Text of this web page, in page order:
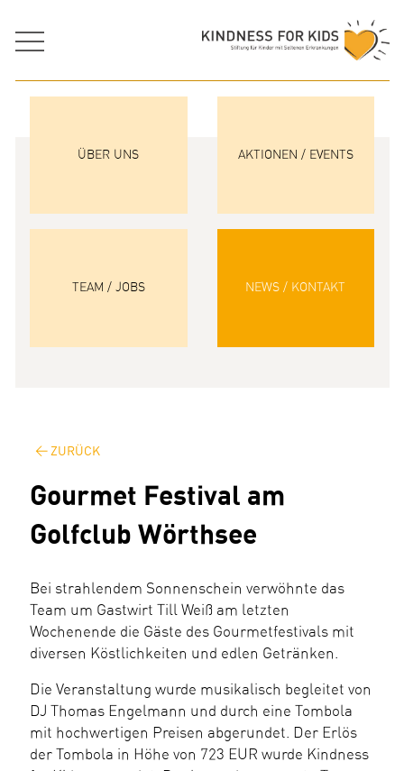
ÜBER UNS AKTIONEN / EVENTS
TEAM / JOBS NEWS / KONTAKT
ZURÜCK
Gourmet Festival am
Golfclub Wörthsee
Bei strahlendem Sonnenschein verwöhnte das
Team um Gastwirt Till Weiß am letzten
Wochenende die Gäste des Gourmetfestivals mit
diversen Köstlichkeiten und edlen Getränken.
Die Veranstaltung wurde musikalisch begleitet von
DJ Thomas Engelmann und durch eine Tombola
mit hochwertigen Preisen abgerundet. Der Erlös
der Tombola in Höhe von 723 EUR wurde Kindness